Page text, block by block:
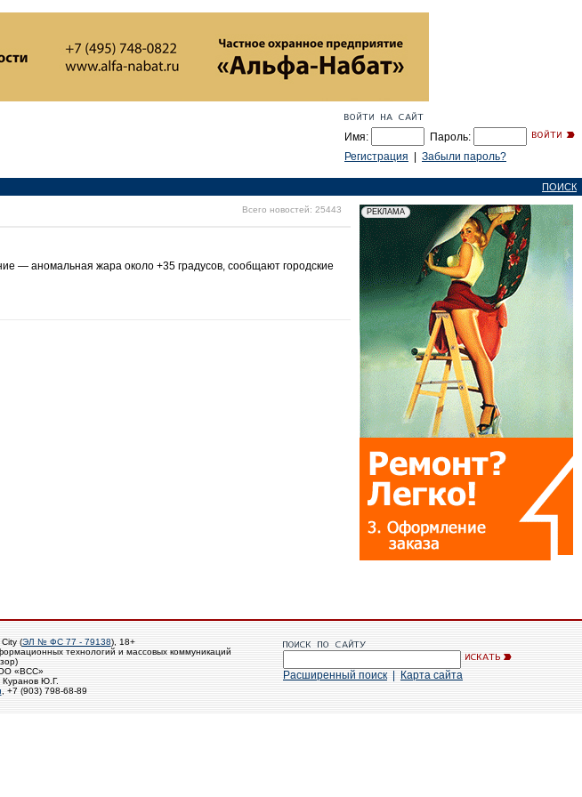
Имя:
Пароль:
Регистрация
Забыли пароль?
ПОИСК
Всего новостей: 25443
— аномальная жара около +35 градусов, сообщают городские
(ЭЛ № ФС 77 - 79138), 18+
технологий и массовых коммуникаций
«ВСС»
Ю.Г.
, +7 (903) 798-68-89
Расширенный поиск Карта сайта